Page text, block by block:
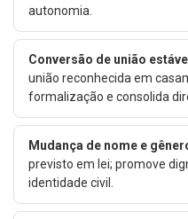
autonomia.
Conversão de união
união reconhecida em
formalização e consolida
Mudança de nome e
previsto em lei; promove
identidade civil.